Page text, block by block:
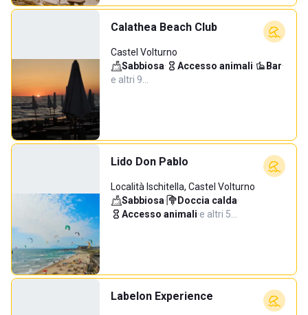
Calathea Beach Club
Castel Volturno
Sabbiosa· Accesso animali· Bar·
e altri 9…
Lido Don Pablo
Località Ischitella, Castel Volturno
Sabbiosa· Doccia calda·
Accesso animali·e altri 5…
Labelon Experience